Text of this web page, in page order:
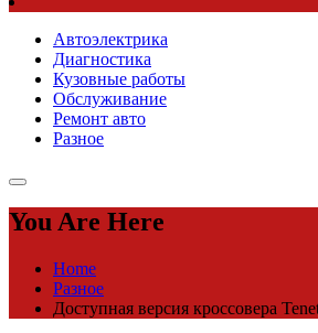
Автоэлектрика
Диагностика
Кузовные работы
Обслуживание
Ремонт авто
Разное
You Are Here
Home
Разное
Доступная версия кроссовера